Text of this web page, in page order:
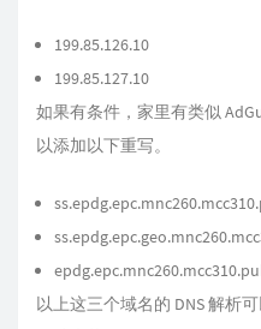
199.85.126.10
199.85.127.10
如果有条件，家里有类似
以添加以下重写。
以上这三个域名的 DNS 解析